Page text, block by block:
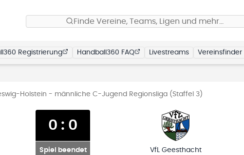
Finde Vereine, Teams, Ligen und mehr…
Registrierung Handball360 FAQ Livestreams Vereinsfinder
Holstein - männliche C-Jugend Regionsliga (Staffel 3)
0 : 0
Spiel beendet VfL Geesthacht